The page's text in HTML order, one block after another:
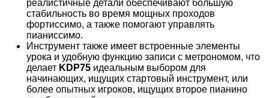
реалистичные детали обеспечивают большую
стабильность во время мощных проходов
фортиссимо, а также помогают управлять
пианиссимо.
Инструмент также имеет встроенные элементы
урока и удобную функцию записи с метрономом, что
делает KDP75 идеальным выбором для
начинающих, ищущих стартовый инструмент, или
более опытных игроков, ищущих второе пианино